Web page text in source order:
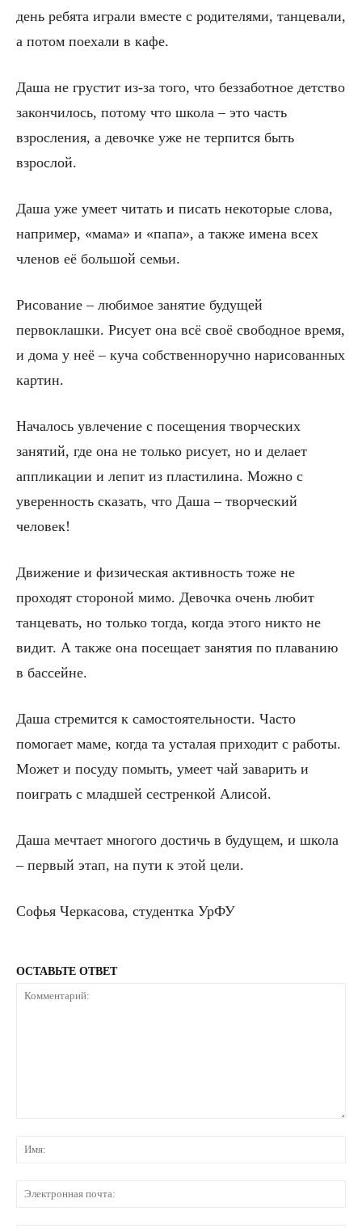
день ребята играли вместе с родителями, танцевали,
а потом поехали в кафе.
Даша не грустит из-за того, что беззаботное детство
закончилось, потому что школа – это часть
взросления, а девочке уже не терпится быть
взрослой.
Даша уже умеет читать и писать некоторые слова,
например, «мама» и «папа», а также имена всех
членов её большой семьи.
Рисование – любимое занятие будущей
первоклашки. Рисует она всё своё свободное время,
и дома у неё – куча собственноручно нарисованных
картин.
Началось увлечение с посещения творческих
занятий, где она не только рисует, но и делает
аппликации и лепит из пластилина. Можно с
уверенность сказать, что Даша – творческий
человек!
Движение и физическая активность тоже не
проходят стороной мимо. Девочка очень любит
танцевать, но только тогда, когда этого никто не
видит. А также она посещает занятия по плаванию
в бассейне.
Даша стремится к самостоятельности. Часто
помогает маме, когда та усталая приходит с работы.
Может и посуду помыть, умеет чай заварить и
поиграть с младшей сестренкой Алисой.
Даша мечтает многого достичь в будущем, и школа
– первый этап, на пути к этой цели.
Софья Черкасова, студентка УрФУ
ОСТАВЬТЕ ОТВЕТ